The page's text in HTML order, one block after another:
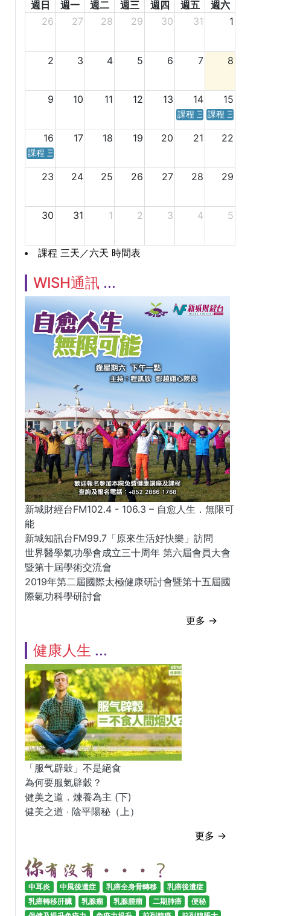
週日 週一 週二 週三 週四 週五
週六
26
27 28 29 30 31 1
2 3 4 5 6 7 8
9 10 11 12 13 14 15
課程 三天／六天 時間表
課程 三天／六天 時間表
16 17 18 19 20 21 22
課程 三天／六天 時間表
23 24 25 26 27 28 29
30 31 1 2 3 4 5
課程 三天／六天 時間表
WISH通訊
新城財經台FM102.4 - 106.3 – 自愈人生．無限可
能
新城知訊台FM99.7「原來生活好快樂」訪問
世界醫學氣功學會成立三十周年 第六屆會員大會
暨第十屆學術交流會
2019年第二屆國際太極健康研討會暨第十五屆國
際氣功科學研討會
更多 →
健康人生
「服气辟穀」不是絕食
為何要服氣辟穀？
健美之道．煉養為主 (下)
健美之道 ‧ 陰平陽秘（上）
更多 →
中耳炎 中風後遺症 乳癌全身骨轉移
乳癌後遺症
乳癌轉移肝臟
乳腺瘤 乳腺腫瘤 二期肺癌
便秘